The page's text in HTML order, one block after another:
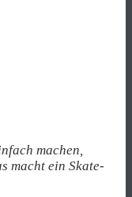
machen,
macht ein Skate-